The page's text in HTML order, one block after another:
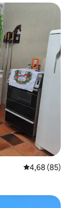
4,68 de uma
4,68 (85)